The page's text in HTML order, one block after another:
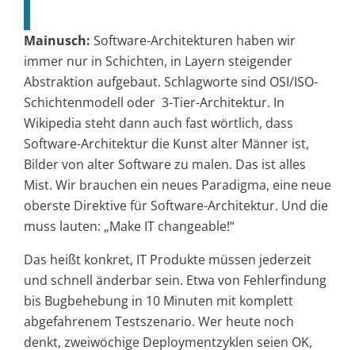
Mainusch: Software-Architekturen haben wir
immer nur in Schichten, in Layern steigender
Abstraktion aufgebaut. Schlagworte sind OSI/ISO-
Schichtenmodell oder 3-Tier-Architektur. In
Wikipedia steht dann auch fast wörtlich, dass
Software-Architektur die Kunst alter Männer ist,
Bilder von alter Software zu malen. Das ist alles
Mist. Wir brauchen ein neues Paradigma, eine neue
oberste Direktive für Software-Architektur. Und die
muss lauten: „Make IT changeable!“
Das heißt konkret, IT Produkte müssen jederzeit
und schnell änderbar sein. Etwa von Fehlerfindung
bis Bugbehebung in 10 Minuten mit komplett
abgefahrenem Testszenario. Wer heute noch
denkt, zweiwöchige Deploymentzyklen seien OK,